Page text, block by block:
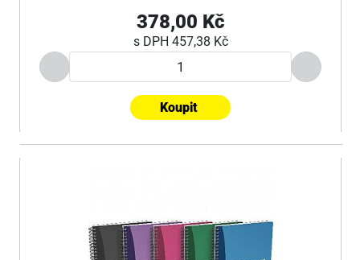
378,00 Kč
s DPH 457,38 Kč
Koupit